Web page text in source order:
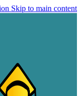
Skip to main content